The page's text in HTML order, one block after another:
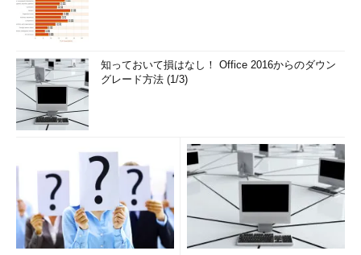
2016年になり、USB Type-Cケーブルのみに対象を限定した
USB PD Rev:3.0が登場する。これに合わせ、USB PD Rev:2.0が
改訂されUSB PD Rev:2.0 Ver.1.2が作られる。Rev:2.0 Ver.1.0～
1.1ではType-A／Bコネクターも対象としているものの、USB
Type-Cにも対応していた。Ver.1.2もType-A／Bコネクターに対
応しているものの、USB Type-Cに関しては、パワープロファイ
ルを廃してパワールール（Power Rules、後述）を導入した。
つまり、USB PD Rev:2.0 Ver.1.2は、Rev:3.0の成立を受け、矛
盾が出ないように作り直されたわけだ。これは、すでにUSB PD
Rev:2かつUSB Type-Cを採用した機器が市場に出回り始めたた
め、Rev:2.0を廃止するわけにはいかなかったからだと推測され
る。このため、現時点でも2017年に発表されたRev:2.0
Ver.1.3（Ver.1.2の改訂版）は、有効な仕様であり、これに基づい
知っておいて損はなし！ Office 2016からのダウン
グレード方法 (1/3)